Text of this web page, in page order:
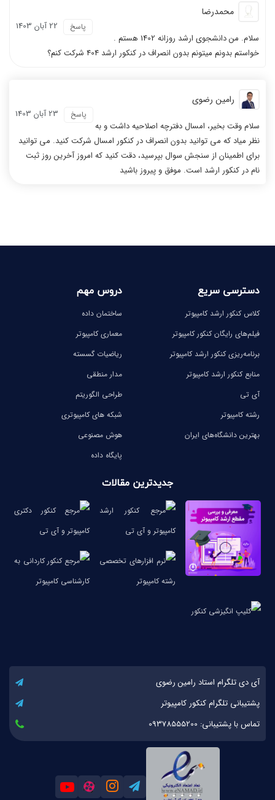
محمدرضا
22 آبان 1403 پاسخ
سلام. من دانشجوی ارشد روزانه 1402 هستم .
خواستم بدونم میتونم بدون انصراف در کنکور ارشد 404 شرکت کنم؟
رامین رضوی
23 آبان 1403 پاسخ
سلام وقت بخیر، امسال دفترچه اصلاحیه داشت و به
نظر میاد که می توانید بدون انصراف در کنکور امسال شرکت کنید. می توانید
برای اطمینان از سنجش سوال بپرسید، دقت کنید که امروز آخرین روز ثبت
نام در کنکور ارشد است. موفق و پیروز باشید
دسترسی سریع
کلاس کنکور ارشد کامپیوتر
فیلم‌های رایگان کنکور کامپیوتر
برنامه‌ریزی کنکور ارشد کامپیوتر
منابع کنکور ارشد کامپیوتر
آی تی
رشته کامپیوتر
بهترین دانشگاه‌های ایران
دروس مهم
ساختمان داده
معماری کامپیوتر
ریاضیات گسسته
مدار منطقی
طراحی الگوریتم
شبکه های کامپیوتری
هوش مصنوعی
پایگاه داده
جدیدترین مقالات
آی دی تلگرام استاد رامین رضوی
پشتیبانی تلگرام کنکور کامپیوتر
تماس با پشتیبانی: 09378555200